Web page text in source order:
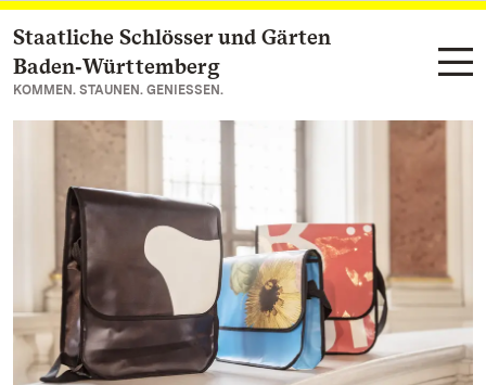
Zum Hauptinhalt springen
Staatliche Schlösser und Gärten
Baden‑Württemberg
KOMMEN. STAUNEN. GENIESSEN.